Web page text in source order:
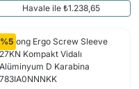
Havale ile ₺1.238,65
%5